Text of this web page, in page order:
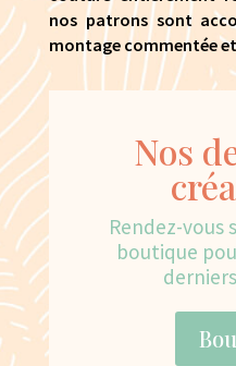
nos patrons sont
montage commentée
Nos
Rendez-vous
boutique